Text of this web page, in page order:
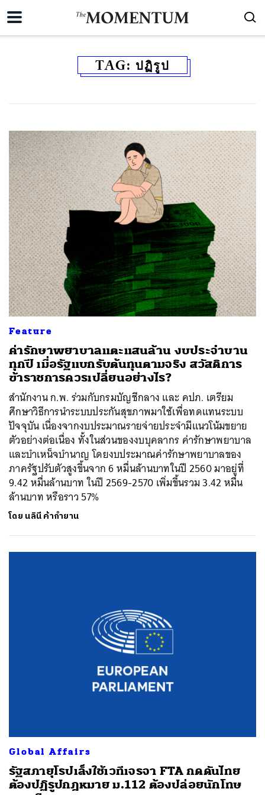
TAG: ปฏิรูป
Feature
ค่ารักษาพยาบาลแตะแสนล้าน งบประจำบาน
ทุกปี เมื่อรัฐแบกรับต้นทุนตามจริง สวัสดิการ
ข้าราชการควรเปลี่ยนอย่างไร?
สำนักงาน ก.พ. ร่วมกับกรมบัญชีกลาง และ คปภ. เตรียม
ศึกษาวิธีการนำระบบประกันสุขภาพมาใช้เพื่อทดแทนระบบ
ปัจจุบัน เนื่องจากงบประมาณรายจ่ายประจำมีแนวโน้มขยาย
ตัวอย่างต่อเนื่อง ทั้งในส่วนของงบบุคลากร ค่ารักษาพยาบาล
และบำเหน็จบำนาญ โดยงบประมาณค่ารักษาพยาบาลของ
ภาครัฐปรับตัวสูงขึ้นจาก 6 หมื่นล้านบาทในปี 2560 มาอยู่ที่
9.42 หมื่นล้านบาท ในปี 2569-2570 เพิ่มขึ้นรวม 3.42 หมื่น
ล้านบาท หรือราว 57%
โดย นลินี ค้ากำยาน
Global Affairs
รัฐสภายุโรปเล็งใช้เวทีเจรจา FTA กดดันไทย
ต้องปฏิรูปกฎหมาย ม.112 ต้องปล่อยนักโทษ